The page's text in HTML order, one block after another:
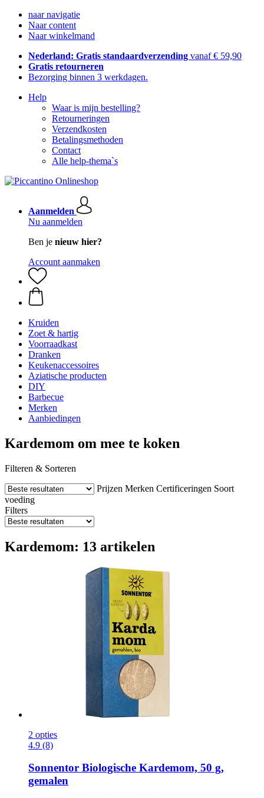
naar navigatie
Naar content
Naar winkelmand
Nederland: Gratis standaardverzending vanaf € 59,90
Gratis retourneren
Bezorging binnen 3 werkdagen.
Help
Waar is mijn bestelling?
Retourneringen
Verzendkosten
Betalingsmethoden
Contact
Alle help-thema`s
Aanmelden
Nu aanmelden
Ben je nieuw hier?
Account aanmaken
Kruiden
Zoet & hartig
Voorraadkast
Dranken
Keukenaccessoires
Aziatische producten
DIY
Barbecue
Merken
Aanbiedingen
Kardemom om mee te koken
Filteren & Sorteren
Prijzen Merken Certificeringen Soort
voeding
Filters
Kardemom: 13 artikelen
2 opties
4.9 (8)
Sonnentor Biologische Kardemom, 50 g,
gemalen